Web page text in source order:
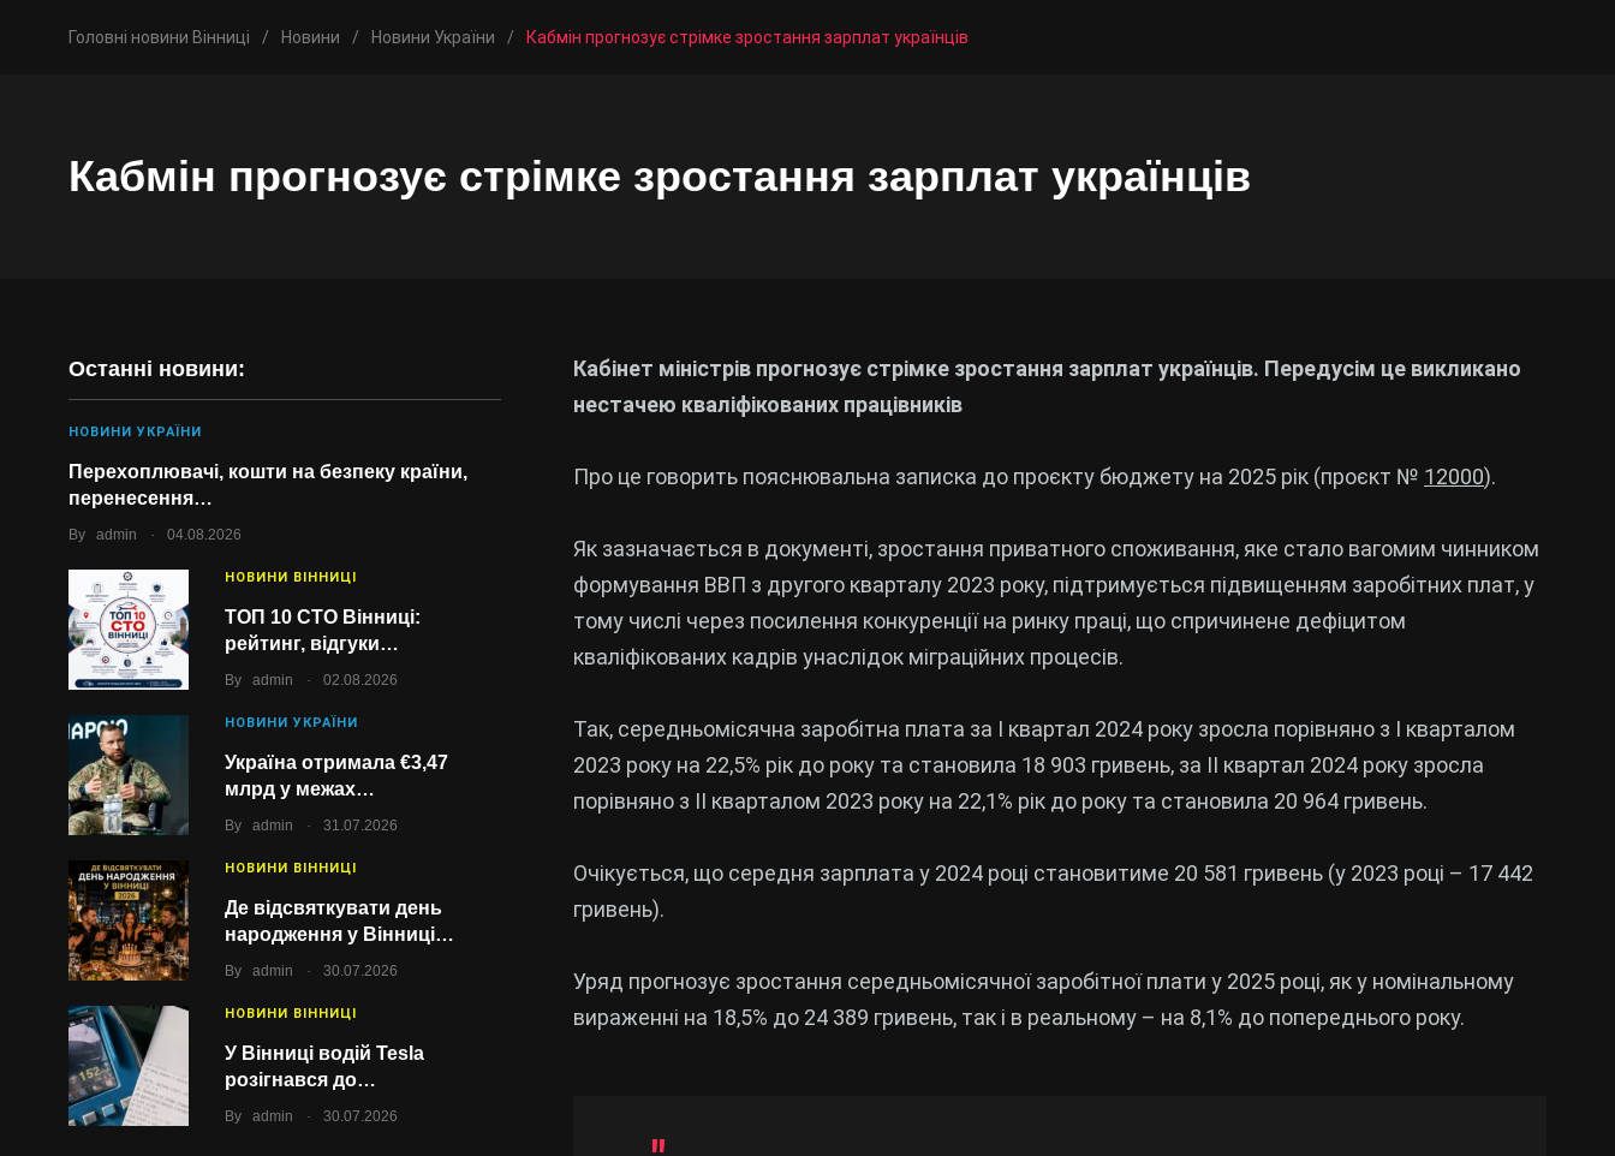
Головні новини Вінниці / Новини / Новини України / Кабмін прогнозує стрімке зростання зарплат українців
Кабмін прогнозує стрімке зростання зарплат українців
Останні новини:
НОВИНИ УКРАЇНИ
Перехоплювачі, кошти на безпеку країни,
перенесення…
By admin . 04.08.2026
НОВИНИ ВІННИЦІ
ТОП 10 СТО Вінниці:
рейтинг, відгуки…
By admin . 02.08.2026
НОВИНИ УКРАЇНИ
Україна отримала €3,47
млрд у межах…
By admin . 31.07.2026
НОВИНИ ВІННИЦІ
Де відсвяткувати день
народження у Вінниці…
By admin . 30.07.2026
НОВИНИ ВІННИЦІ
У Вінниці водій Tesla
розігнався до…
By admin . 30.07.2026
Кабінет міністрів прогнозує стрімке зростання зарплат українців. Передусім це викликано
нестачею кваліфікованих працівників
Про це говорить пояснювальна записка до проєкту бюджету на 2025 рік (проєкт № 12000).
Як зазначається в документі, зростання приватного споживання, яке стало вагомим чинником
формування ВВП з другого кварталу 2023 року, підтримується підвищенням заробітних плат, у
тому числі через посилення конкуренції на ринку праці, що спричинене дефіцитом
кваліфікованих кадрів унаслідок міграційних процесів.
Так, середньомісячна заробітна плата за I квартал 2024 року зросла порівняно з І кварталом
2023 року на 22,5% рік до року та становила 18 903 гривень, за IІ квартал 2024 року зросла
порівняно з ІІ кварталом 2023 року на 22,1% рік до року та становила 20 964 гривень.
Очікується, що середня зарплата у 2024 році становитиме 20 581 гривень (у 2023 році – 17 442
гривень).
Уряд прогнозує зростання середньомісячної заробітної плати у 2025 році, як у номінальному
вираженні на 18,5% до 24 389 гривень, так і в реальному – на 8,1% до попереднього року.